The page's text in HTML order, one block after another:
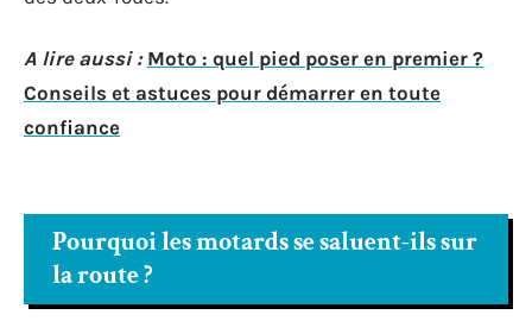
A lire aussi : Moto : quel pied poser en premier ?
Conseils et astuces pour démarrer en toute
confiance
Pourquoi les motards se saluent-ils sur
la route ?